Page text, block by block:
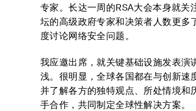
专家。长达一周的RSA大会本身就
坛的高级政府专家和决策者人数更多
度讨论网络安全问题。
我应邀出席，就关键基础设施发表演
浅。很明显，全球各国都在与创新速
并了解各方的独特观点、所处情境
手合作，共同制定全球性解决方案。